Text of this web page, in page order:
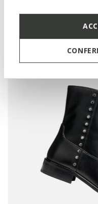
Das könnte